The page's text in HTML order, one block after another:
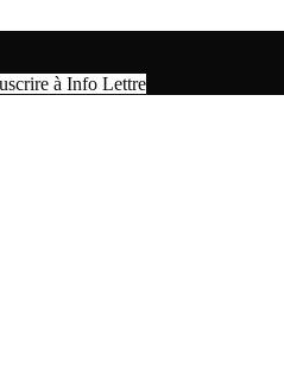
à Info Lettre